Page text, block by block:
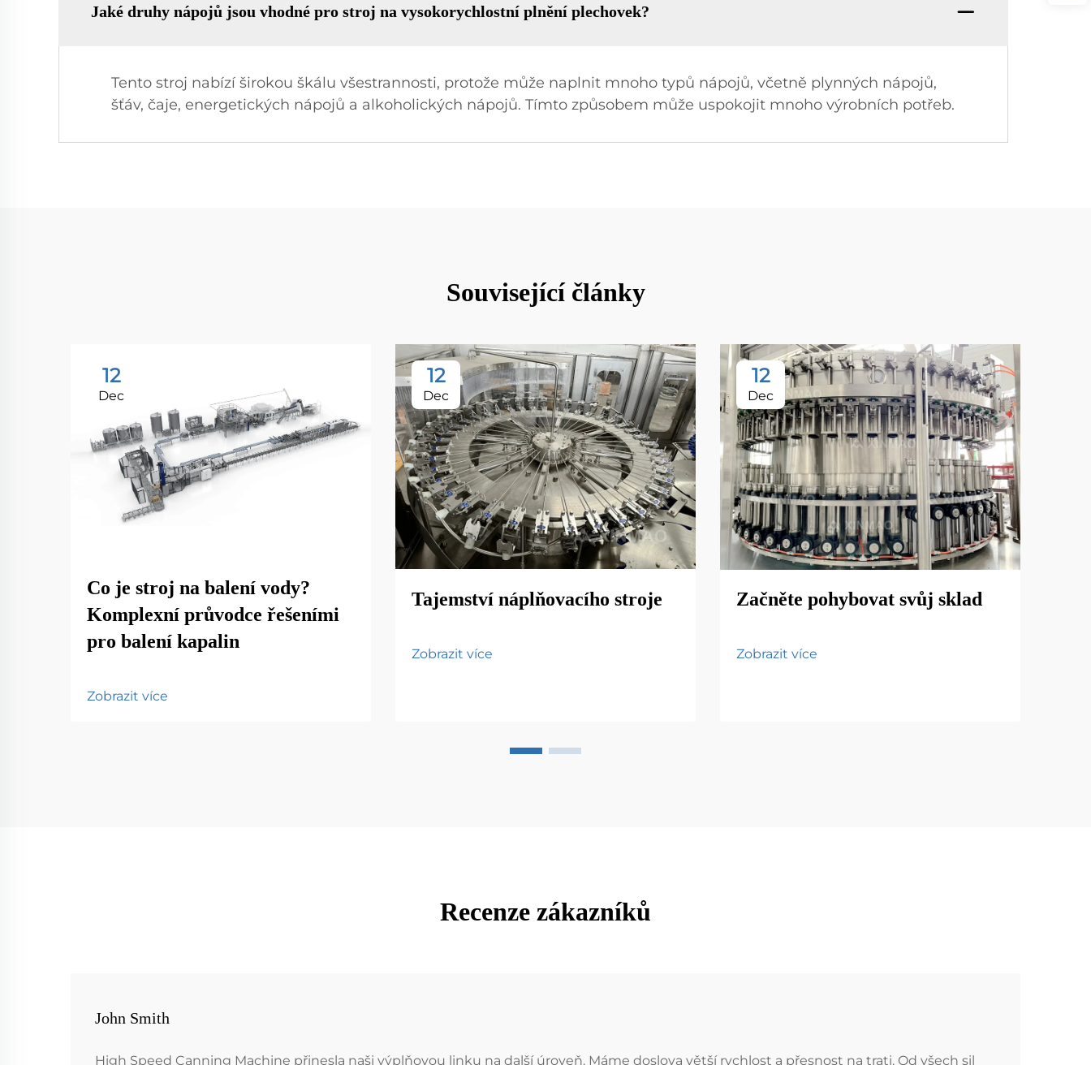
Jaké druhy nápojů jsou vhodné pro stroj na vysokorychlostní plnění plechovek?
Tento stroj nabízí širokou škálu všestrannosti, protože může naplnit mnoho typů nápojů, včetně plynných nápojů,
šťáv, čaje, energetických nápojů a alkoholických nápojů. Tímto způsobem může uspokojit mnoho výrobních potřeb.
Související články
12
Dec
Co je stroj na balení vody?
Komplexní průvodce řešeními
pro balení kapalin
Zobrazit více
12
Dec
Tajemství náplňovacího stroje
Zobrazit více
12
Dec
Začněte pohybovat svůj sklad
Zobrazit více
Recenze zákazníků
John Smith
High Speed Canning Machine přinesla naši výplňovou linku na další úroveň. Máme doslova větší rychlost a přesnost na trati. Od všech sil